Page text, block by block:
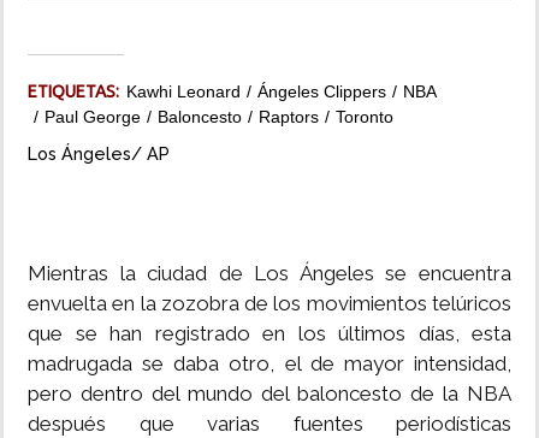
ETIQUETAS: Kawhi Leonard Ángeles Clippers
NBA
Paul George
Baloncesto Raptors Toronto
Los Ángeles/ AP
Mientras la ciudad de Los Ángeles se encuentra
envuelta en la zozobra de los movimientos telúricos
que se han registrado en los últimos días, esta
madrugada se daba otro, el de mayor intensidad,
pero dentro del mundo del baloncesto de la NBA
después que varias fuentes periodísticas